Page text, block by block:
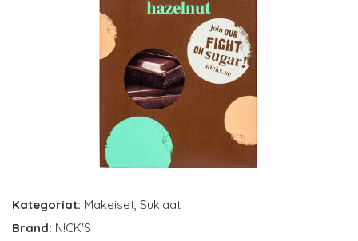
Kategoriat: Makeiset, Suklaat
Brand: N!CK'S